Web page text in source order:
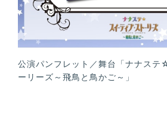
公演パンフレット／舞台「ナナステ
ーリーズ～飛鳥と鳥かご～」